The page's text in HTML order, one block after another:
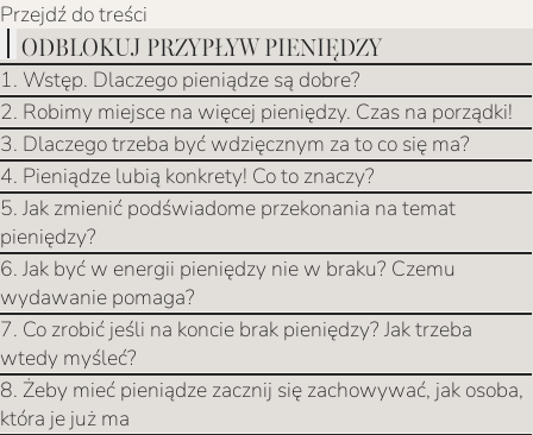
Przejdź do treści
ODBLOKUJ PRZYPŁYW PIENIĘDZY
1. Wstęp. Dlaczego pieniądze są dobre?
2. Robimy miejsce na więcej pieniędzy. Czas na porządki!
3. Dlaczego trzeba być wdzięcznym za to co się ma?
4. Pieniądze lubią konkrety! Co to znaczy?
5. Jak zmienić podświadome przekonania na temat
pieniędzy?
6. Jak być w energii pieniędzy nie w braku? Czemu
wydawanie pomaga?
7. Co zrobić jeśli na koncie brak pieniędzy? Jak trzeba
wtedy myśleć?
8. Żeby mieć pieniądze zacznij się zachowywać, jak osoba,
która je już ma